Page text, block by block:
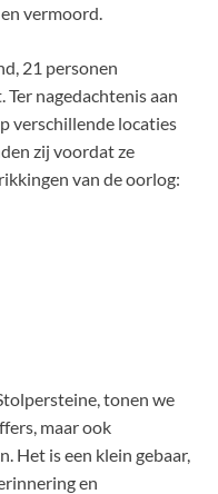
vermoord.
21 personen
nagedachtenis aan
verschillende locaties
zij voordat ze
van de oorlog:
tonen we
maar ook
Het is een klein gebaar,
en